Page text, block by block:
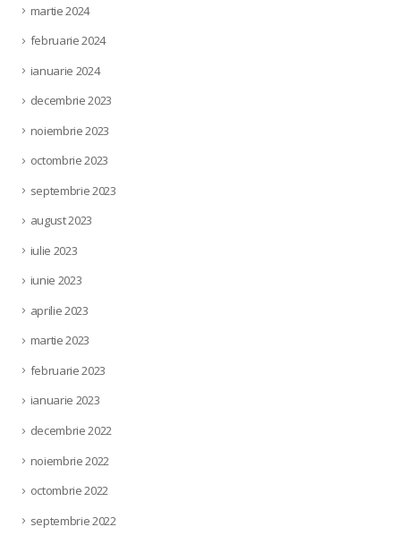
martie 2024
februarie 2024
ianuarie 2024
decembrie 2023
noiembrie 2023
octombrie 2023
septembrie 2023
august 2023
iulie 2023
iunie 2023
aprilie 2023
martie 2023
februarie 2023
ianuarie 2023
decembrie 2022
noiembrie 2022
octombrie 2022
septembrie 2022